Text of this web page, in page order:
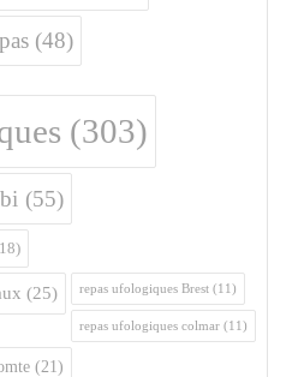
(48)
(303)
(55)
(25) repas ufologiques Brest (11)
repas ufologiques colmar (11)
(21)